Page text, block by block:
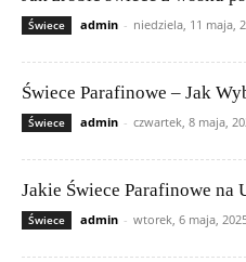
Świece admin - niedziela, 11 maja,
Świece Parafinowe – Jak
Świece admin - czwartek, 8 maja,
Jakie Świece Parafinowe na
Świece admin - wtorek, 6 maja,